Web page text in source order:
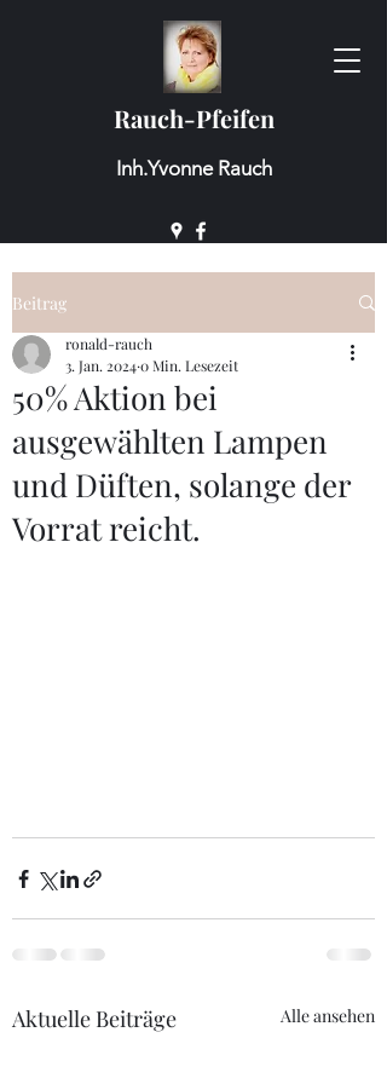
Rauch-Pfeifen
Inh.Yvonne Rauch
Beitrag
50% Aktion bei
ausgewählten Lampen
und Düften, solange der
Vorrat reicht.
ronald-rauch
3. Jan. 20240 Min. Lesezeit
Aktuelle Beiträge Alle ansehen